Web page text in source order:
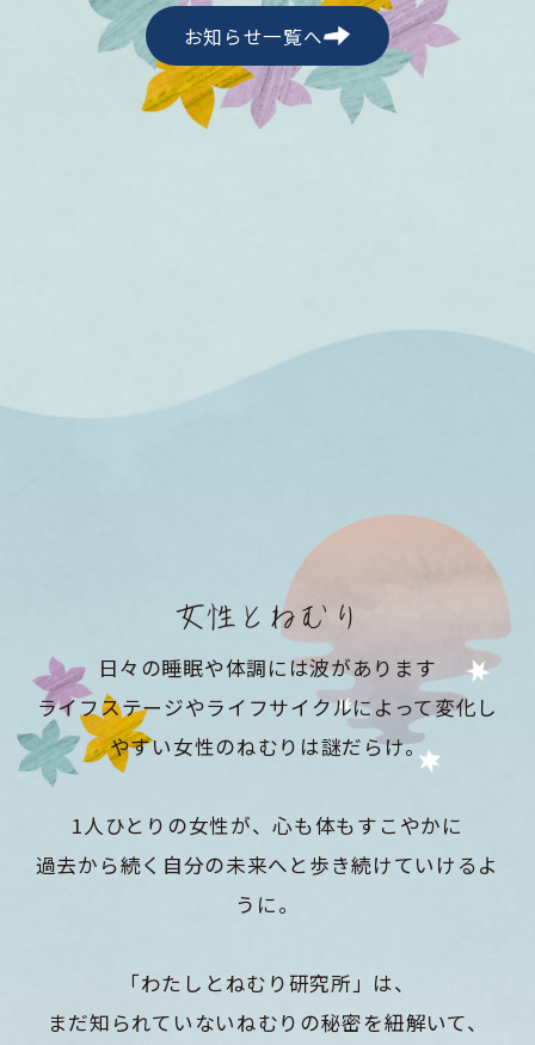
お知らせ一覧へ
女性とねむり
日々の睡眠や体調には波があります
ライフステージやライフサイクルによって変化し
やすい女性のねむりは謎だらけ。
1人ひとりの女性が、心も体もすこやかに
過去から続く自分の未来へと歩き続けていけるよ
うに。
「わたしとねむり研究所」は、
まだ知られていないねむりの秘密を紐解いて、